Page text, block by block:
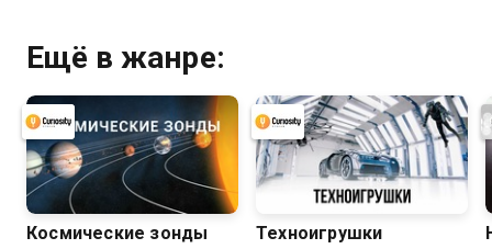
Ещё в жанре:
Космические зонды Техноигрушки